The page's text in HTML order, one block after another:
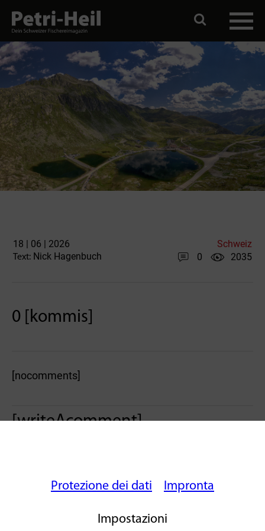
18 | 06 | 2026 Schweiz
Text: Nick Hagenbuch 0 2035
0 [kommis]
[nocomments]
[writeAcomment]
Protezione dei dati Impronta
Impostazioni